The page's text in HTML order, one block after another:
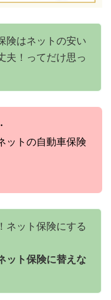
険はネットの安い
夫！ってだけ思っ
ットの自動車保険
ネット保険にする
ット保険に替えな